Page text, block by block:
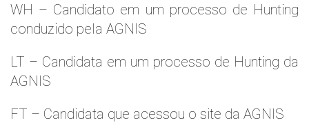
WH – Candidato em um processo de Hunting
conduzido pela AGNIS
LT – Candidata em um processo de Hunting da
AGNIS
FT – Candidata que acessou o site da AGNIS